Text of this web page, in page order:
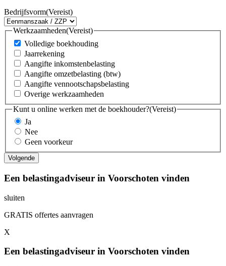
Bedrijfsvorm(Vereist)
Werkzaamheden(Vereist)
Volledige boekhouding
Jaarrekening
Aangifte inkomstenbelasting
Aangifte omzetbelasting (btw)
Aangifte vennootschapsbelasting
Overige werkzaamheden
Kunt u online werken met de boekhouder?(Vereist)
Ja
Nee
Geen voorkeur
Een belastingadviseur in Voorschoten vinden
sluiten
GRATIS offertes aanvragen
X
Een belastingadviseur in Voorschoten vinden